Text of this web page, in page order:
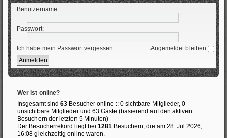
Benutzername:
Passwort:
Ich habe mein Passwort vergessen Angemeldet bleiben
Wer ist online?
Insgesamt sind 63 Besucher online :: 0 sichtbare Mitglieder, 0
unsichtbare Mitglieder und 63 Gäste (basierend auf den aktiven
Besuchern der letzten 5 Minuten)
Der Besucherrekord liegt bei 1281 Besuchern, die am 28. Jul 2026,
16:08 gleichzeitig online waren.